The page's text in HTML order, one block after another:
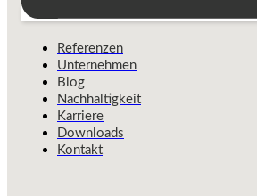
Referenzen
Unternehmen
Blog
Nachhaltigkeit
Karriere
Downloads
Kontakt